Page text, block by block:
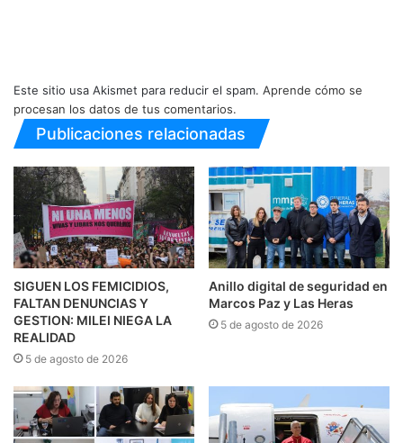
Este sitio usa Akismet para reducir el spam. Aprende cómo se
procesan los datos de tus comentarios.
Publicaciones relacionadas
SIGUEN LOS FEMICIDIOS,
FALTAN DENUNCIAS Y
GESTION: MILEI NIEGA LA
REALIDAD
5 de agosto de 2026
Anillo digital de seguridad en
Marcos Paz y Las Heras
5 de agosto de 2026